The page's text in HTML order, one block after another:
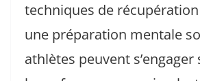
techniques de
une préparation mentale
athlètes peuvent